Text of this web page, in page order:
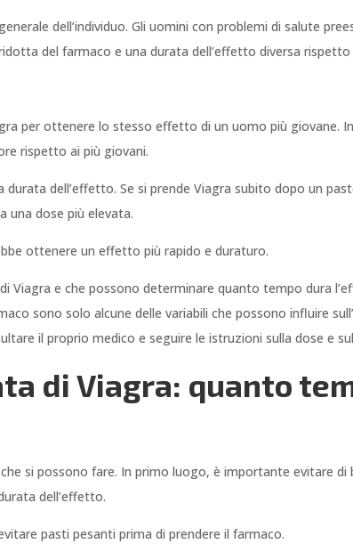
dell’individuo. Gli uomini con problemi di salute
del farmaco e una durata dell’effetto diversa rispetto
per ottenere lo stesso effetto di un uomo più giovane.
rispetto ai più giovani.
dell’effetto. Se si prende Viagra subito dopo un
una dose più elevata.
ottenere un effetto più rapido e duraturo.
Viagra e che possono determinare quanto tempo dura
sono solo alcune delle variabili che possono influire
il proprio medico e seguire le istruzioni sulla dose e
di Viagra: quanto
si possono fare. In primo luogo, è importante evitare
dell’effetto.
pasti pesanti prima di prendere il farmaco.